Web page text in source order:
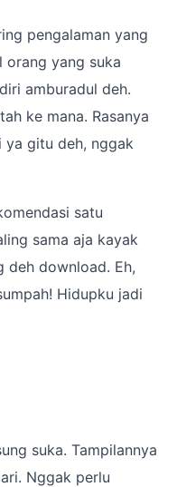
pengalaman yang
orang yang suka
amburadul deh.
ke mana. Rasanya
ya gitu deh, nggak
satu
sama aja kayak
deh download. Eh,
Hidupku jadi
suka. Tampilannya
Nggak perlu